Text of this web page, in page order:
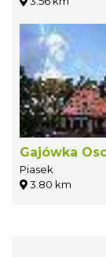
Gajówka
Piasek
3.80 km